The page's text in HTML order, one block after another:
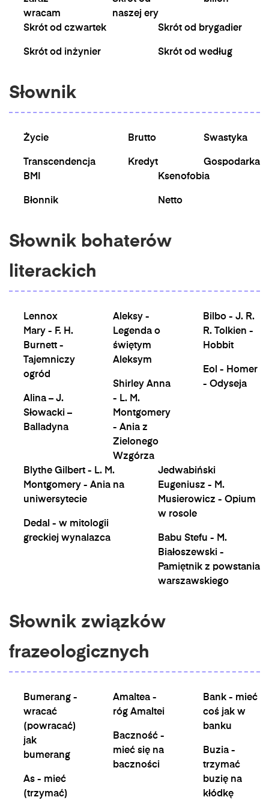
wracam
naszej ery
Skrót od czwartek
Skrót od inżynier
Skrót od brygadier
Skrót od według
Słownik
Życie
Transcendencja
Brutto
Kredyt
Swastyka
Gospodarka
BMI
Błonnik
Ksenofobia
Netto
Słownik bohaterów
literackich
Lennox
Mary - F. H.
Burnett -
Tajemniczy
ogród
Alina – J.
Słowacki –
Balladyna
Aleksy -
Legenda o
świętym
Aleksym
Shirley Anna
- L. M.
Montgomery
- Ania z
Zielonego
Wzgórza
Bilbo - J. R.
R. Tolkien -
Hobbit
Eol - Homer
- Odyseja
Blythe Gilbert - L. M.
Montgomery - Ania na
uniwersytecie
Dedal - w mitologii
greckiej wynalazca
Jedwabiński
Eugeniusz - M.
Musierowicz - Opium
w rosole
Babu Stefu - M.
Białoszewski -
Pamiętnik z powstania
warszawskiego
Słownik związków
frazeologicznych
Bumerang -
wracać
(powracać)
jak
bumerang
As - mieć
(trzymać)
Amaltea -
róg Amaltei
Baczność -
mieć się na
baczności
Bank - mieć
coś jak w
banku
Buzia -
trzymać
buzię na
kłódkę